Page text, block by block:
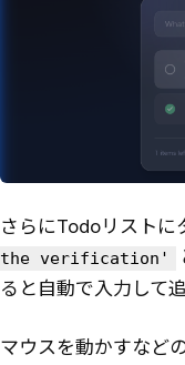
さらにTodoリストに
the verification'
ると自動で入力して
マウスを動かすなど